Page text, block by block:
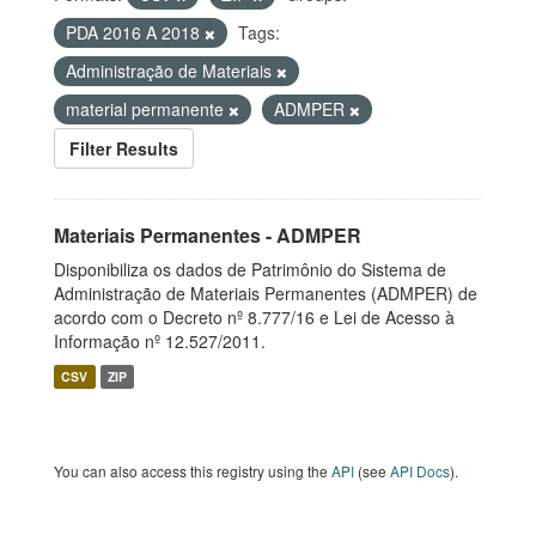
PDA 2016 A 2018
Tags:
Administração de Materiais
material permanente
ADMPER
Filter Results
Materiais Permanentes - ADMPER
Disponibiliza os dados de Patrimônio do Sistema de
Administração de Materiais Permanentes (ADMPER) de
acordo com o Decreto nº 8.777/16 e Lei de Acesso à
Informação nº 12.527/2011.
CSV ZIP
You can also access this registry using the API (see API Docs).